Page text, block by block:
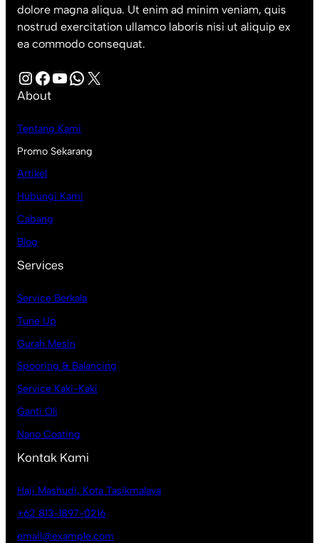
dolore magna aliqua. Ut enim ad minim veniam, quis
nostrud exercitation ullamco laboris nisi ut aliquip ex
ea commodo consequat.
InstagramFacebook YouTube WhatsApp X
About
Tentang Kami
Promo Sekarang
Artikel
Hubungi Kami
Cabang
Blog
Services
Service Berkala
Tune Up
Gurah Mesin
Spooring & Balancing
Service Kaki-Kaki
Ganti Oli
Nano Coating
Kontak Kami
Haji Mashudi, Kota Tasikmalaya
+62 813-1897-0216
email@example.com